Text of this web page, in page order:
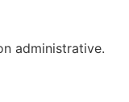
administrative.